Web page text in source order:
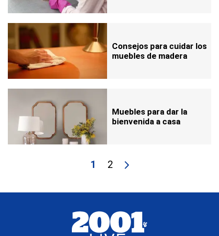
Consejos para cuidar los
muebles de madera
Muebles para dar la
bienvenida a casa
1 2